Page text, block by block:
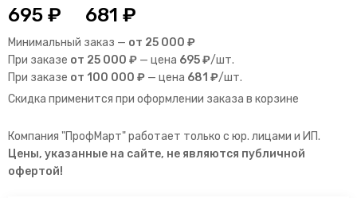
695 ₽ 681 ₽
Минимальный заказ — от 25 000 ₽
При заказе от 25 000 ₽ — цена 695 ₽/шт.
При заказе от 100 000 ₽ — цена 681 ₽/шт.
Скидка применится при оформлении заказа в корзине
Компания "ПрофМарт" работает только с юр. лицами и ИП.
Цены, указанные на сайте, не являются публичной
офертой!